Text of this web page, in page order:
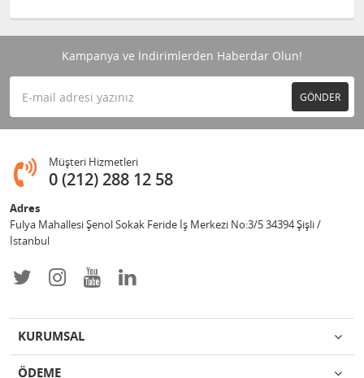
Kampanya ve İndirimlerden Haberdar Olun!
GÖNDER
Müşteri Hizmetleri
0 (212) 288 12 58
Adres
Fulya Mahallesi Şenol Sokak Feride İş Merkezi No:3/5 34394 Şişli /
İstanbul
KURUMSAL
ÖDEME